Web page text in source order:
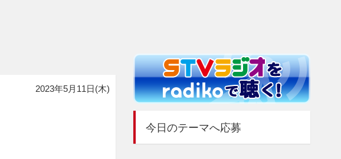
2023年5月11日(木)
今日のテーマへ応募